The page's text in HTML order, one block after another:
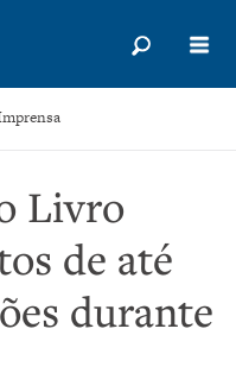
Livro
de até
durante